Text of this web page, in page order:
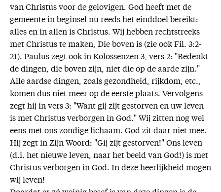
van Christus voor de gelovigen. God heeft met de
gemeente in beginsel nu reeds het einddoel bereikt:
alles en in allen is Christus. Wij hebben rechtstreeks
met Christus te maken, Die boven is (zie ook Fil. 3:2-
21). Paulus zegt ook in Kolossenzen 3, vers 2: "Bedenkt
de dingen, die boven zijn, niet die op de aarde zijn."
Alle aardse dingen, zoals gezondheid, rijkdom, etc.,
komen dus niet meer op de eerste plaats. Vervolgens
zegt hij in vers 3: "Want gij zijt gestorven en uw leven
is met Christus verborgen in God." Wij zitten nog wel
eens met ons zondige lichaam. God zit daar niet mee.
Hij zegt in Zijn Woord: "Gij zijt gestorven!" Ons leven
(d.i. het nieuwe leven, naar het beeld van God!) is met
Christus verborgen in God. In deze heerlijkheid mogen
wij leven!